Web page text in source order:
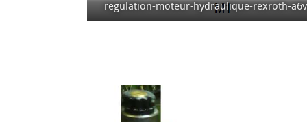
regulation-moteur-hydraulique-rexroth-